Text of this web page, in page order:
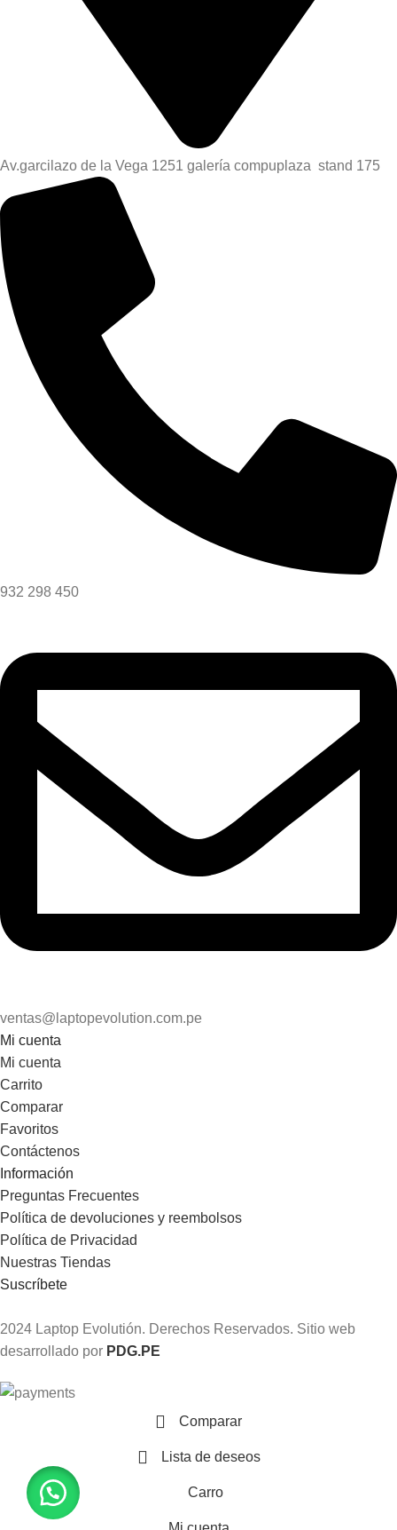
Av.garcilazo de la Vega 1251 galería compuplaza stand 175
932 298 450
ventas@laptopevolution.com.pe
Mi cuenta
Mi cuenta
Carrito
Comparar
Favoritos
Contáctenos
Información
Preguntas Frecuentes
Política de devoluciones y reembolsos
Política de Privacidad
Nuestras Tiendas
Suscríbete
2024 Laptop Evolutión. Derechos Reservados. Sitio web
desarrollado por PDG.PE
Comparar
Lista de deseos
Carro